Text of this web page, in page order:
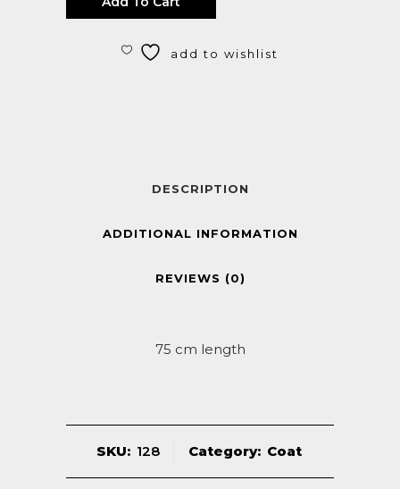
add to wishlist
DESCRIPTION
ADDITIONAL INFORMATION
REVIEWS (0)
75 cm length
SKU: 128 Category: Coat